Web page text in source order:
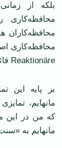
بلکه از
محافظه‌کاری
Reaktionäre قائل می‌شدند که موضوع بحث کنونی ما نیست.
بر پایه این
که من در این
مانهایم به